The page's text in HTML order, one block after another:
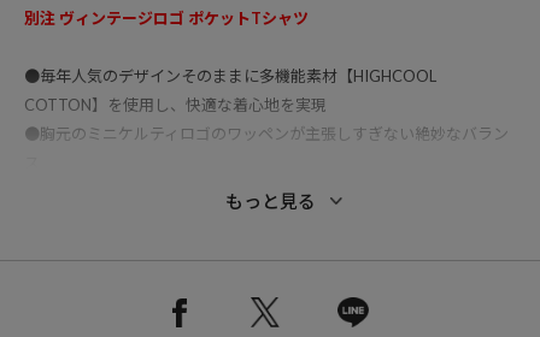
別注 ヴィンテージロゴ ポケットTシャツ
●毎年人気のデザインそのままに多機能素材【HIGHCOOL
COTTON】を使用し、快適な着心地を実現
●胸元のミニケルティロゴのワッペンが主張しすぎない絶妙なバラン
●袖口にはワンポイント刺繍でブランドロゴをデザイン
もっと見る